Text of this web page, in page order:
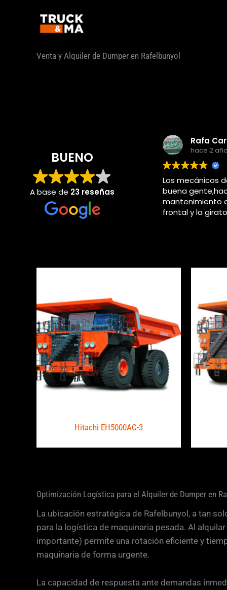
Venta y Alquiler de Dumper en Rafelbunyol
BUENO
A base de 23 reseñas
hace 2
Los mecánicos
buena
mantenimiento
frontal y la
Hitachi EH5000AC-3
Optimización Logística para el Alquiler de Dumper en
La ubicación estratégica de Rafelbunyol, a tan
para la logística de maquinaria pesada. Al
importante) permite una rotación eficiente y
maquinaria de forma urgente.
La capacidad de respuesta ante demandas